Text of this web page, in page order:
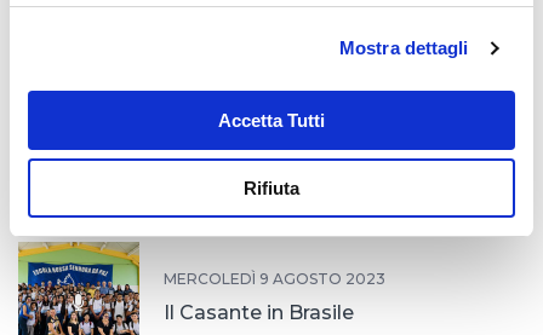
Mostra dettagli
Accetta Tutti
Rifiuta
Itabuna
GIOVEDÌ 2 GENNAIO 2025
Prime professioni in Brasile
MERCOLEDÌ 9 AGOSTO 2023
Il Casante in Brasile